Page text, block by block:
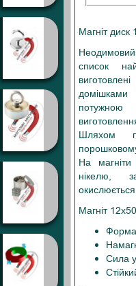
Магніт диск
список
Шляхом
На
нікелю,
Магніт
Сила